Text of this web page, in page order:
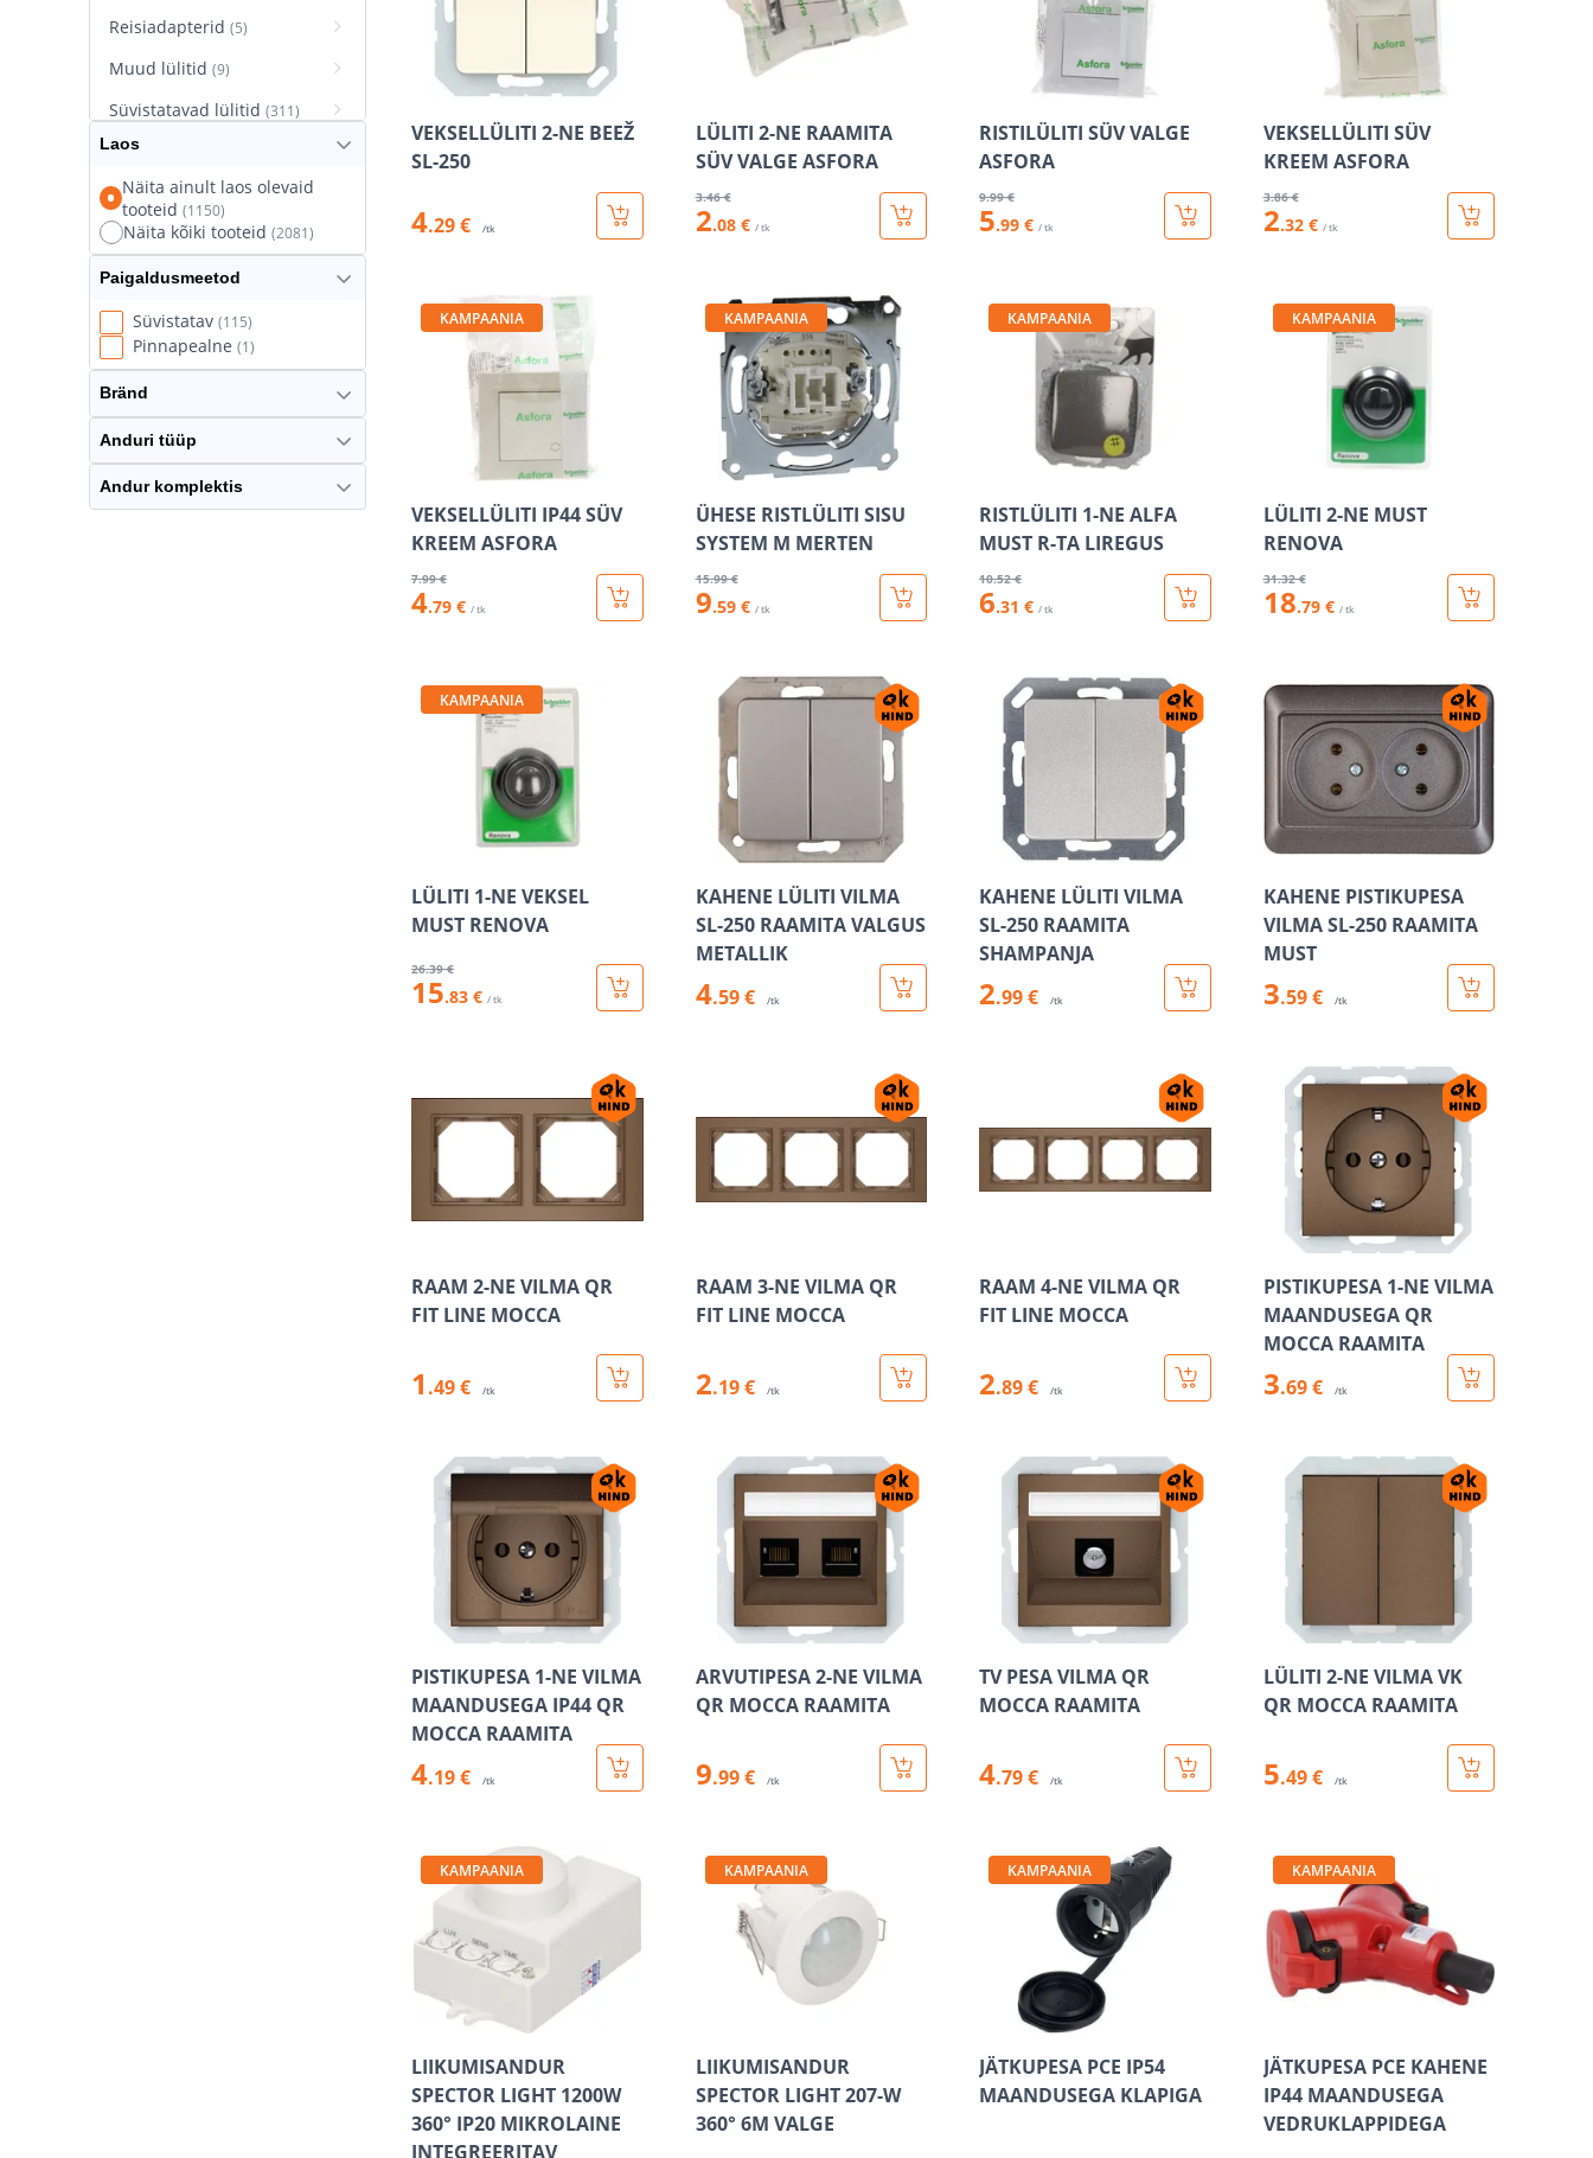
VEKSELLÜLITI 2-NE BEEŽ
SL-250
4.29 € /tk
LÜLITI 2-NE RAAMITA
SÜV VALGE ASFORA
3.46 €
2.08 € / tk
RISTILÜLITI SÜV VALGE
ASFORA
9.99 €
5.99 € / tk
VEKSELLÜLITI SÜV
KREEM ASFORA
3.86 €
2.32 € / tk
KAMPAANIA
VEKSELLÜLITI IP44 SÜV
KREEM ASFORA
7.99 €
4.79 € / tk
KAMPAANIA
ÜHESE RISTLÜLITI SISU
SYSTEM M MERTEN
15.99 €
9.59 € / tk
KAMPAANIA
RISTLÜLITI 1-NE ALFA
MUST R-TA LIREGUS
10.52 €
6.31 € / tk
KAMPAANIA
LÜLITI 2-NE MUST
RENOVA
31.32 €
18.79 € / tk
KAMPAANIA
LÜLITI 1-NE VEKSEL
MUST RENOVA
26.39 €
15.83 € / tk
KAHENE LÜLITI VILMA
SL-250 RAAMITA VALGUS
METALLIK
4.59 € /tk
KAHENE LÜLITI VILMA
SL-250 RAAMITA
SHAMPANJA
2.99 € /tk
KAHENE PISTIKUPESA
VILMA SL-250 RAAMITA
MUST
3.59 € /tk
RAAM 2-NE VILMA QR
FIT LINE MOCCA
1 .49 € /tk
RAAM 3-NE VILMA QR
FIT LINE MOCCA
2.19 € /tk
RAAM 4-NE VILMA QR
FIT LINE MOCCA
2.89 € /tk
PISTIKUPESA 1-NE VILMA
MAANDUSEGA QR
MOCCA RAAMITA
3.69 € /tk
PISTIKUPESA 1-NE VILMA
MAANDUSEGA IP44 QR
MOCCA RAAMITA
4.19 € /tk
ARVUTIPESA 2-NE VILMA
QR MOCCA RAAMITA
9.99 € /tk
TV PESA VILMA QR
MOCCA RAAMITA
4.79 € /tk
LÜLITI 2-NE VILMA VK
QR MOCCA RAAMITA
5.49 € /tk
KAMPAANIA
LIIKUMISANDUR
SPECTOR LIGHT 1200W
360° IP20 MIKROLAINE
INTEGREERITAV
KAMPAANIA
LIIKUMISANDUR
SPECTOR LIGHT 207-W
360° 6M VALGE
KAMPAANIA
JÄTKUPESA PCE IP54
MAANDUSEGA KLAPIGA
KAMPAANIA
JÄTKUPESA PCE KAHENE
IP44 MAANDUSEGA
VEDRUKLAPPIDEGA
Reisiadapterid (5)
Muud lülitid (9)
Süvistatavad lülitid (311)
Süvistatavad pistikupesad
Termostaatlülitid
Laos
Näita ainult laos olevaid
tooteid (1150)
Näita kõiki tooteid (2081)
Paigaldusmeetod
Süvistatav (115)
Pinnapealne (1)
Bränd
Anduri tüüp
Andur komplektis